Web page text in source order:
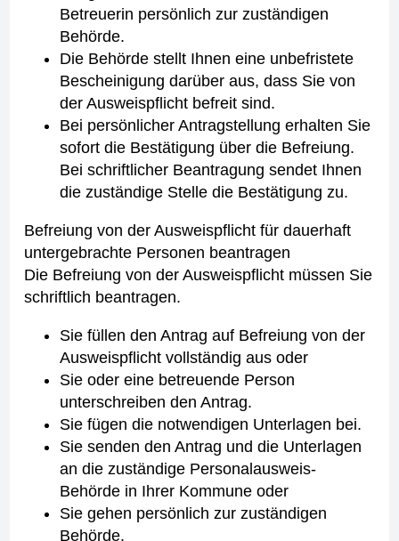
Betreuerin persönlich zur zuständigen
Behörde.
Die Behörde stellt Ihnen eine unbefristete
Bescheinigung darüber aus, dass Sie von
der Ausweispflicht befreit sind.
Bei persönlicher Antragstellung erhalten Sie
sofort die Bestätigung über die Befreiung.
Bei schriftlicher Beantragung sendet Ihnen
die zuständige Stelle die Bestätigung zu.
Befreiung von der Ausweispflicht für dauerhaft
untergebrachte Personen beantragen
Die Befreiung von der Ausweispflicht müssen Sie
schriftlich beantragen.
Sie füllen den Antrag auf Befreiung von der
Ausweispflicht vollständig aus oder
Sie oder eine betreuende Person
unterschreiben den Antrag.
Sie fügen die notwendigen Unterlagen bei.
Sie senden den Antrag und die Unterlagen
an die zuständige Personalausweis-
Behörde in Ihrer Kommune oder
Sie gehen persönlich zur zuständigen
Behörde.